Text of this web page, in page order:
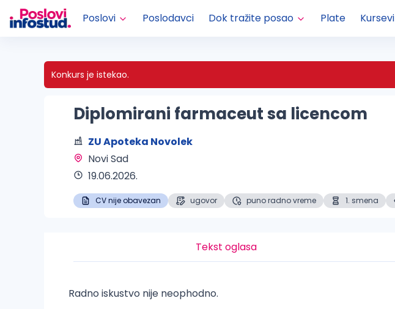
Poslovi Poslodavci Dok tražite posao Plate Kursevi
Konkurs je istekao.
Diplomirani farmaceut sa licencom
ZU Apoteka Novolek
Novi Sad
19.06.2026.
CV nije obavezan ugovor puno radno vreme 1. smena
Tekst oglasa
Radno iskustvo nije neophodno.